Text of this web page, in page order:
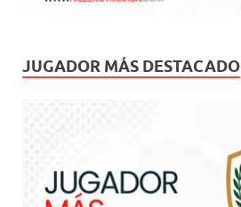
JUGADOR MÁS DESTACADO